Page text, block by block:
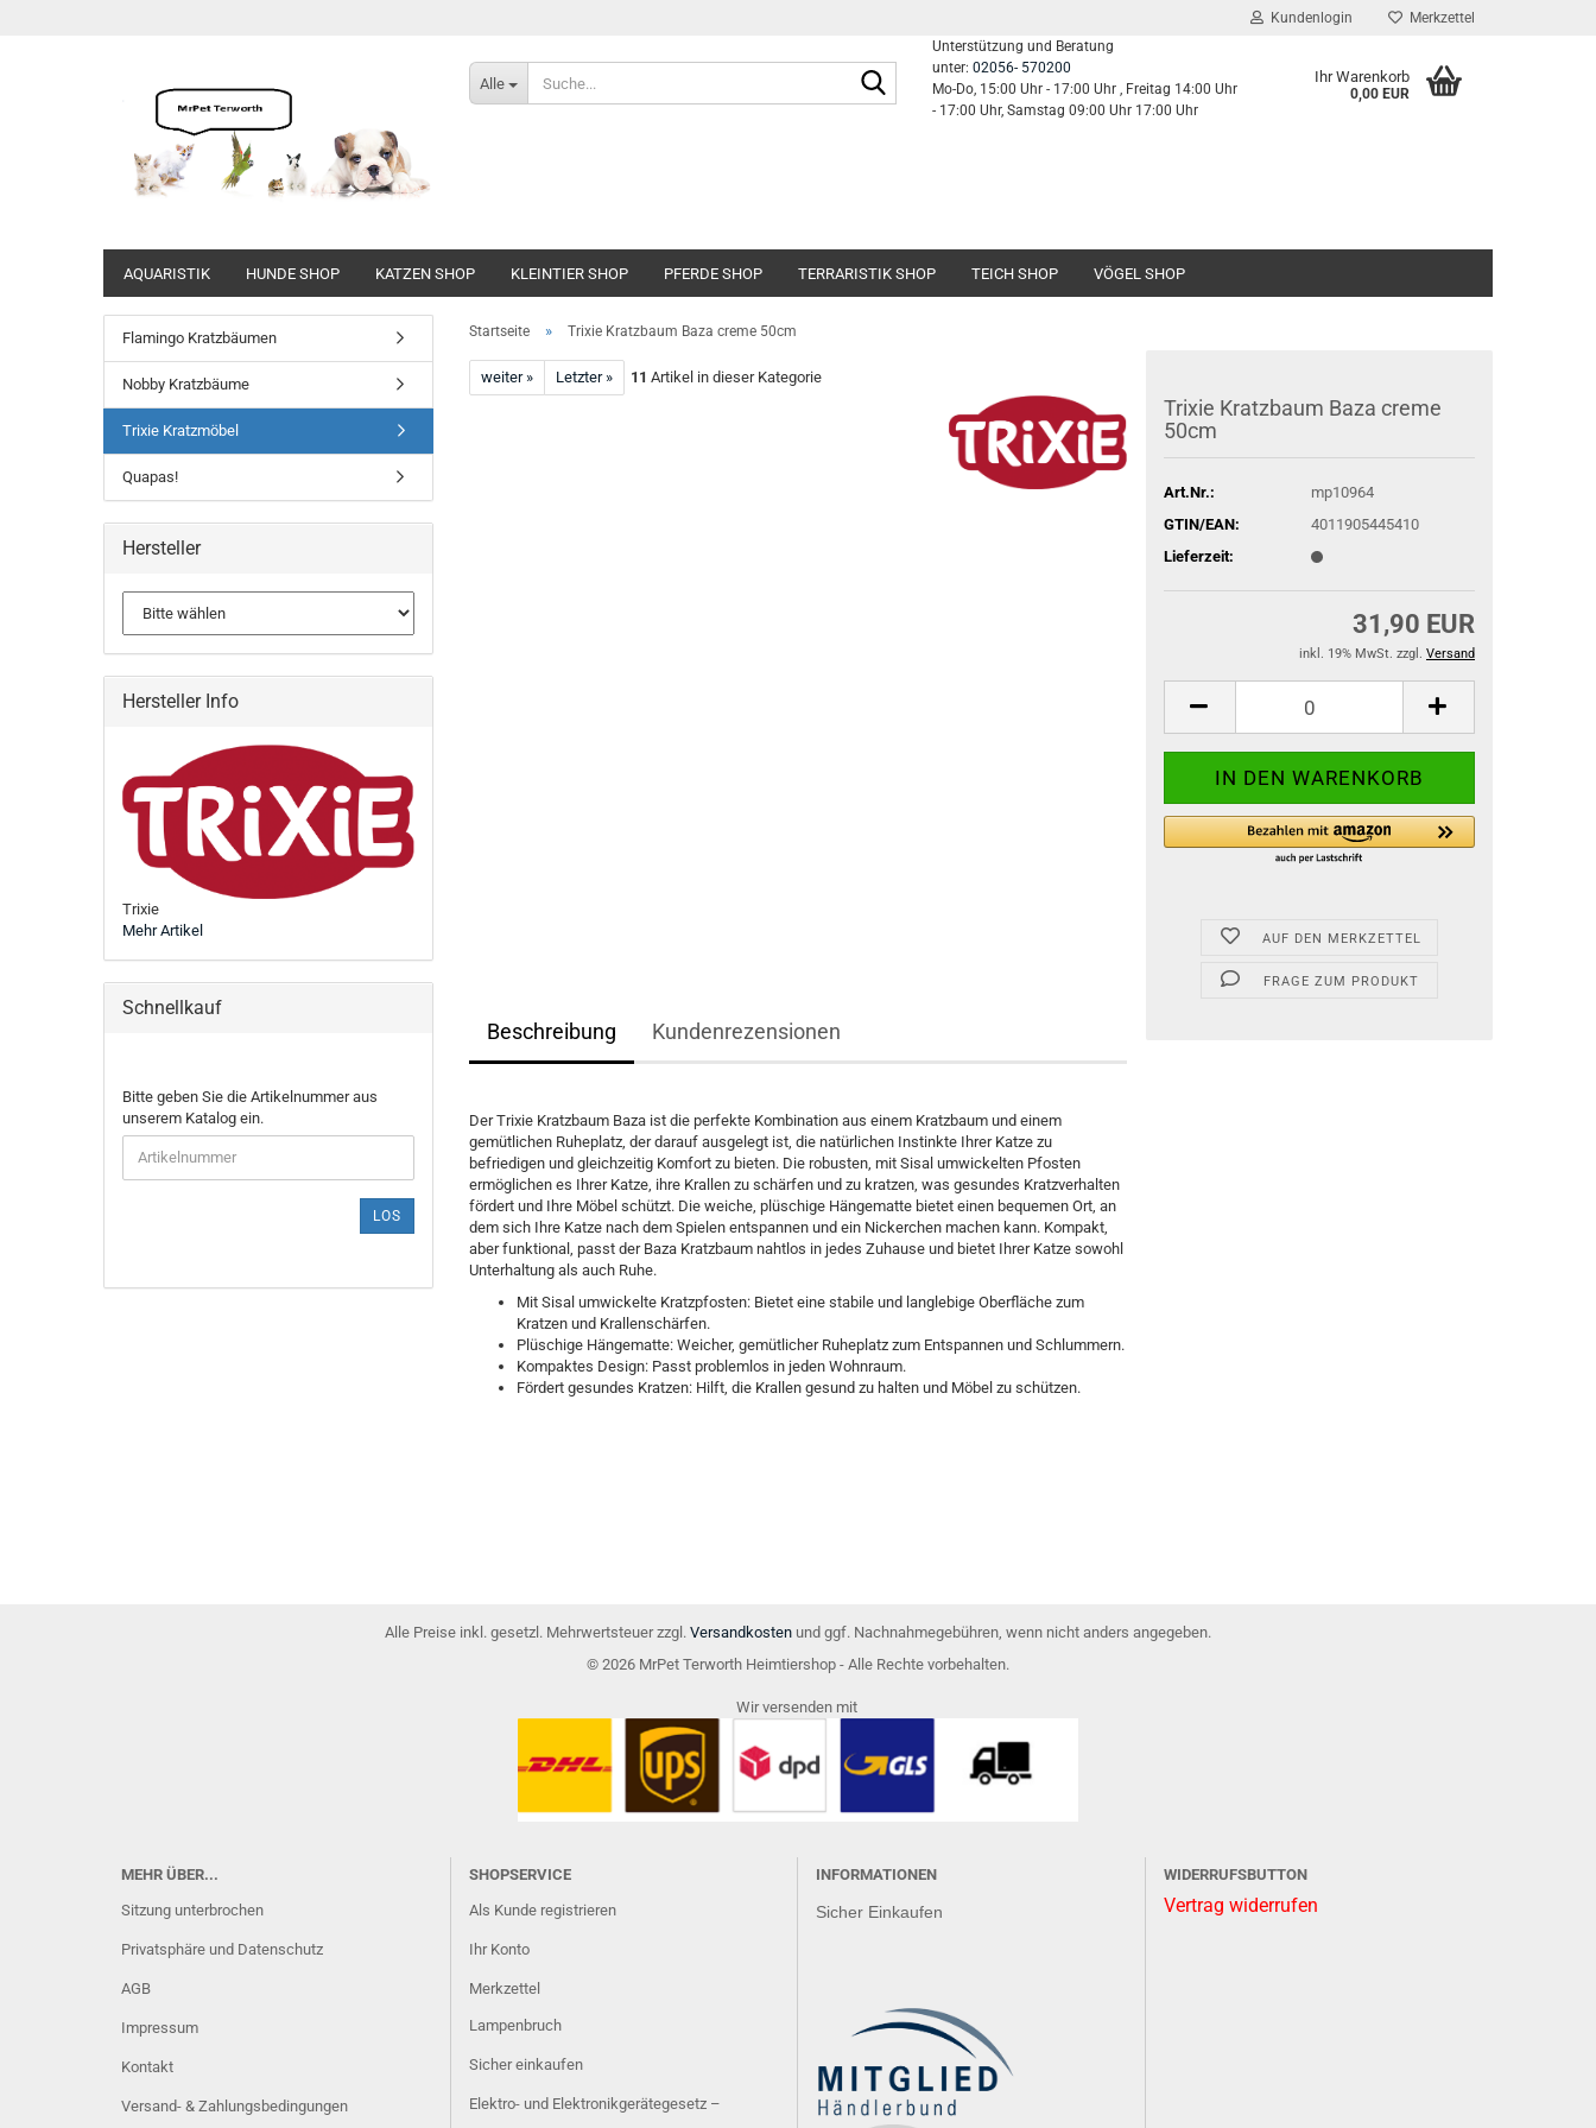
Kundenlogin Merkzettel
Alle
Suche...
Unterstützung und Beratung
unter: 02056- 570200
Mo-Do, 15:00 Uhr - 17:00 Uhr , Freitag 14:00 Uhr
- 17:00 Uhr, Samstag 09:00 Uhr 17:00 Uhr
Ihr Warenkorb
0,00 EUR
AQUARISTIK HUNDE SHOP KATZEN SHOP KLEINTIER SHOP PFERDE SHOP TERRARISTIK SHOP TEICH SHOP VÖGEL SHOP
Startseite » Trixie Kratzbaum Baza creme 50cm
weiter » Letzter » 11 Artikel in dieser Kategorie
Trixie Kratzbaum Baza creme
50cm
Art.Nr.:
mp10964
GTIN/EAN:
4011905445410
Lieferzeit:
31,90 EUR
inkl. 19% MwSt. zzgl. Versand
AUF DEN MERKZETTEL
FRAGE ZUM PRODUKT
Beschreibung Kundenrezensionen
Der Trixie Kratzbaum Baza ist die perfekte Kombination aus einem Kratzbaum und einem
gemütlichen Ruheplatz, der darauf ausgelegt ist, die natürlichen Instinkte Ihrer Katze zu
befriedigen und gleichzeitig Komfort zu bieten. Die robusten, mit Sisal umwickelten Pfosten
ermöglichen es Ihrer Katze, ihre Krallen zu schärfen und zu kratzen, was gesundes Kratzverhalten
fördert und Ihre Möbel schützt. Die weiche, plüschige Hängematte bietet einen bequemen Ort, an
dem sich Ihre Katze nach dem Spielen entspannen und ein Nickerchen machen kann. Kompakt,
aber funktional, passt der Baza Kratzbaum nahtlos in jedes Zuhause und bietet Ihrer Katze sowohl
Unterhaltung als auch Ruhe.
Mit Sisal umwickelte Kratzpfosten: Bietet eine stabile und langlebige Oberfläche zum
Kratzen und Krallenschärfen.
Plüschige Hängematte: Weicher, gemütlicher Ruheplatz zum Entspannen und Schlummern.
Kompaktes Design: Passt problemlos in jeden Wohnraum.
Fördert gesundes Kratzen: Hilft, die Krallen gesund zu halten und Möbel zu schützen.
Flamingo Kratzbäumen
Nobby Kratzbäume
Trixie Kratzmöbel
Quapas!
Hersteller
Hersteller Info
Trixie
Mehr Artikel
Schnellkauf
BITTE
GEBEN
SIE
DIE
ARTIKELNUMMER
Bitte geben Sie die Artikelnummer aus
unserem Katalog ein.
LOS
Alle Preise inkl. gesetzl. Mehrwertsteuer zzgl. Versandkosten und ggf. Nachnahmegebühren, wenn nicht anders angegeben.
© 2026 MrPet Terworth Heimtiershop - Alle Rechte vorbehalten.
Wir versenden mit
MEHR ÜBER...
Sitzung unterbrochen
Privatsphäre und Datenschutz
AGB
Impressum
Kontakt
Versand- & Zahlungsbedingungen
SHOPSERVICE
Als Kunde registrieren
Ihr Konto
Merkzettel
Lampenbruch
Sicher einkaufen
Elektro- und Elektronikgerätegesetz –
INFORMATIONEN
Sicher Einkaufen
WIDERRUFSBUTTON
Vertrag widerrufen